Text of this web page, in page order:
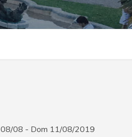
08/08 - Dom 11/08/2019